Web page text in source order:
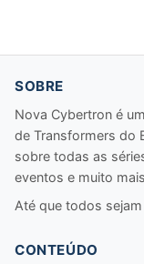
SOBRE
Nova Cybertron é
de Transformers do
sobre todas as
eventos e muito
Até que todos sejam
CONTEÚDO